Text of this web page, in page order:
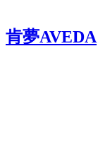
肯夢AVEDA